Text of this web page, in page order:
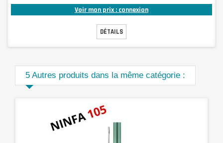
Voir mon prix : connexion
DÉTAILS
5 Autres produits dans la même catégorie :